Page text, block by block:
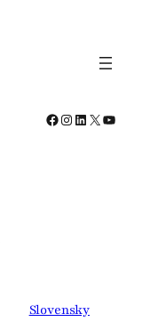
Facebook
Instagram
LinkedIn
X
Slovensky